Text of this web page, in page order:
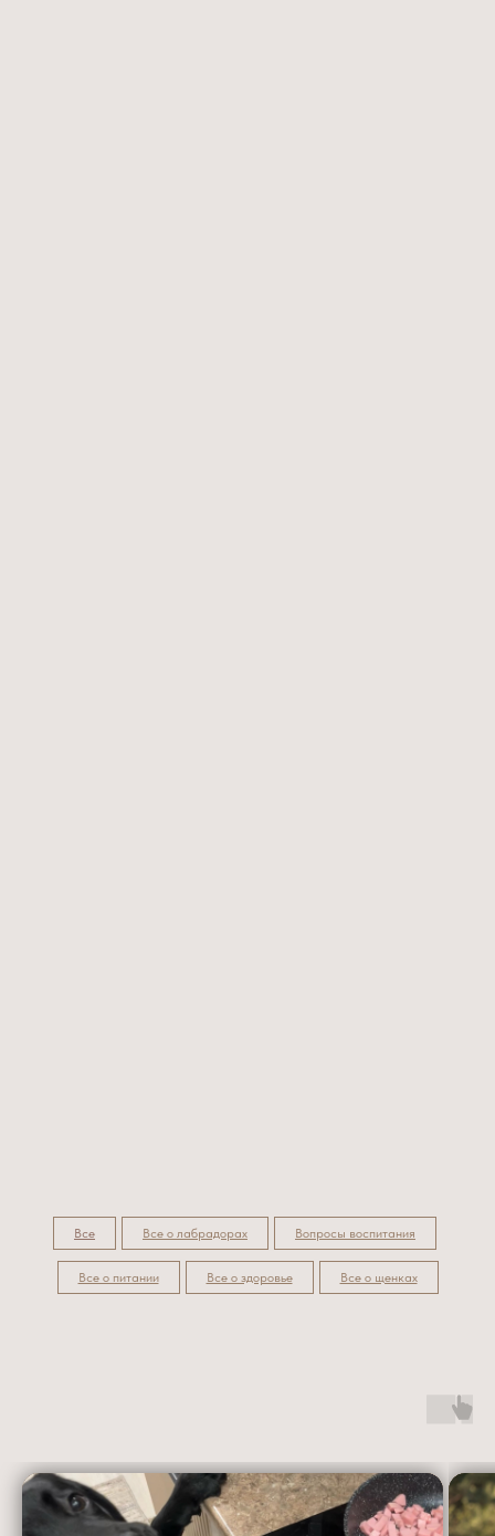
Все Все о лабрадорах Вопросы воспитания
Все о питании Все о здоровье Все о щенках